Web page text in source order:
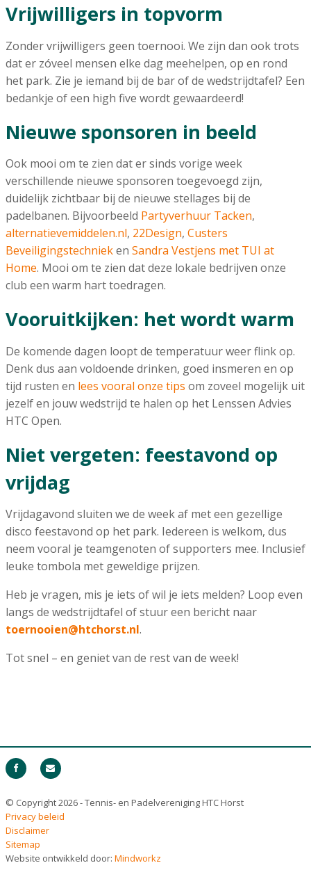
Vrijwilligers in topvorm
Zonder vrijwilligers geen toernooi. We zijn dan ook trots
dat er zóveel mensen elke dag meehelpen, op en rond
het park. Zie je iemand bij de bar of de wedstrijdtafel? Een
bedankje of een high five wordt gewaardeerd!
Nieuwe sponsoren in beeld
Ook mooi om te zien dat er sinds vorige week
verschillende nieuwe sponsoren toegevoegd zijn,
duidelijk zichtbaar bij de nieuwe stellages bij de
padelbanen. Bijvoorbeeld Partyverhuur Tacken,
alternatievemiddelen.nl, 22Design, Custers
Beveiligingstechnieken Sandra Vestjens met TUI at
Home. Mooi om te zien dat deze lokale bedrijven onze
club een warm hart toedragen.
Vooruitkijken: het wordt warm
De komende dagen loopt de temperatuur weer flink op.
Denk dus aan voldoende drinken, goed insmeren en op
tijd rusten en lees vooral onze tips om zoveel mogelijk uit
jezelf en jouw wedstrijd te halen op het Lenssen Advies
HTC Open.
Niet vergeten: feestavond op
vrijdag
Vrijdagavond sluiten we de week af met een gezellige
disco feestavond op het park. Iedereen is welkom, dus
neem vooral je teamgenoten of supporters mee. Inclusief
leuke tombola met geweldige prijzen.
Heb je vragen, mis je iets of wil je iets melden? Loop even
langs de wedstrijdtafel of stuur een bericht naar
toernooien@htchorst.nl.
Tot snel – en geniet van de rest van de week!
© Copyright 2026 - Tennis- en Padelvereniging HTC Horst
Privacy beleid
Disclaimer
Sitemap
Website ontwikkeld door: Mindworkz